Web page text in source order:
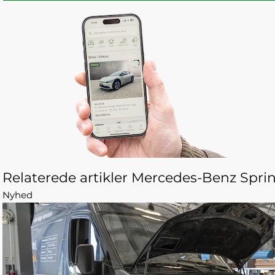
Relaterede artikler Mercedes-Benz
Nyhed